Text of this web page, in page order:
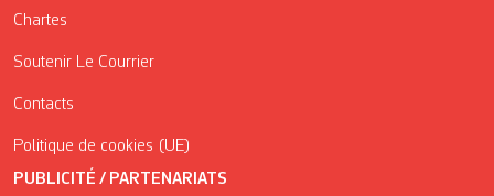
Chartes
Soutenir Le Courrier
Contacts
Politique de cookies (UE)
PUBLICITÉ / PARTENARIATS